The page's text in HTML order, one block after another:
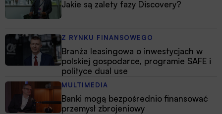
Jakie są zalety fazy Discovery?
Z RYNKU FINANSOWEGO
Branża leasingowa o inwestycjach w
polskiej gospodarce, programie SAFE i
polityce dual use
MULTIMEDIA
Banki mogą bezpośrednio finansować
przemysł zbrojeniowy